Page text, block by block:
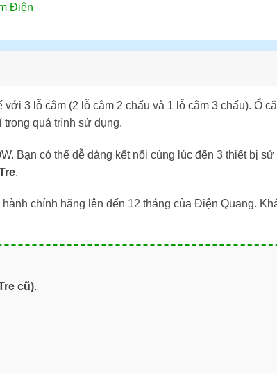
Điện
3 lỗ cắm (2 lỗ cắm 2 chấu và 1 lỗ cắm 3 chấu). Ổ
quá trình sử dụng.
Bạn có thể dễ dàng kết nối cùng lúc đến 3 thiết bị
.
chính hãng lên đến 12 tháng của Điện Quang.
cũ).